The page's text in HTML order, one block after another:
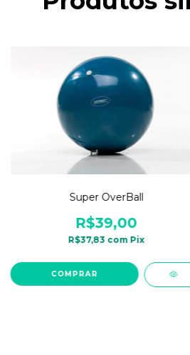
Super OverBall
R$39,00
R$37,83 com Pix